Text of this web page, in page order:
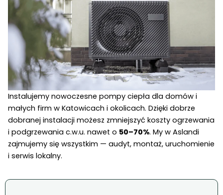
Instalujemy nowoczesne pompy ciepła dla domów i
małych firm w Katowicach i okolicach. Dzięki dobrze
dobranej instalacji możesz zmniejszyć koszty ogrzewania
i podgrzewania c.w.u. nawet o 50–70%. My w Aslandi
zajmujemy się wszystkim — audyt, montaż, uruchomienie
i serwis lokalny.